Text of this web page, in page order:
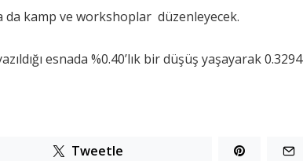
da kamp ve workshoplar düzenleyecek.
esnada %0.40’lık bir düşüş yaşayarak 0.3294
Tweetle